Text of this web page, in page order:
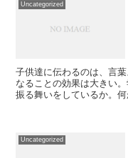
Uncategorized
子供達に伝わるのは、言
なることの効果は大きい
振る舞いをしているか。
Uncategorized